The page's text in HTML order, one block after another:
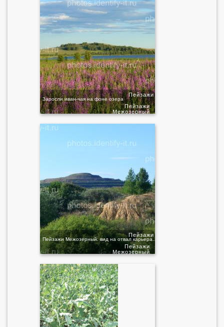
Заросли иван-чая на фоне озера
Пейзажи
Межозерный
Пейзажи
Пейзажи Межозерный: вид на отвал карьера рядом с озером
Пейзажи
Межозерный
Пейзажи